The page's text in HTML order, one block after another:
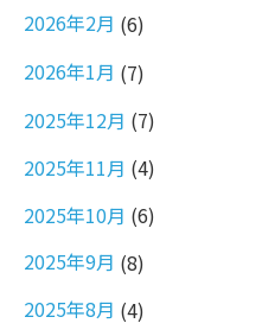
2026年2月 (6)
2026年1月 (7)
2025年12月 (7)
2025年11月 (4)
2025年10月 (6)
2025年9月 (8)
2025年8月 (4)